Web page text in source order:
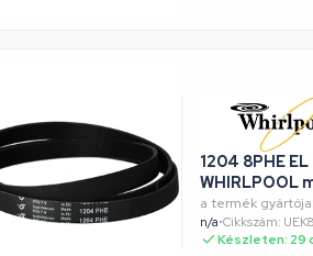
1204 8PHE
WHIRLPOOL
a termék gyártója:
n/a•Cikkszám:
Készleten: 29